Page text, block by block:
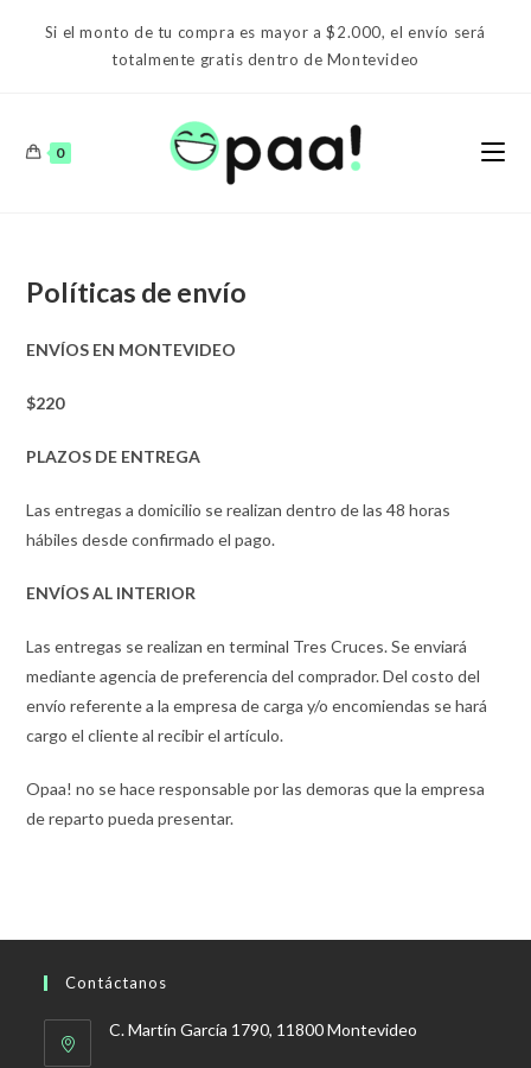
Si el monto de tu compra es mayor a $2.000, el envío será
totalmente gratis dentro de Montevideo
0
Políticas de envío
ENVÍOS EN MONTEVIDEO
$220
PLAZOS DE ENTREGA
Las entregas a domicilio se realizan dentro de las 48 horas
hábiles desde confirmado el pago.
ENVÍOS AL INTERIOR
Las entregas se realizan en terminal Tres Cruces. Se enviará
mediante agencia de preferencia del comprador. Del costo del
envío referente a la empresa de carga y/o encomiendas se hará
cargo el cliente al recibir el artículo.
Opaa! no se hace responsable por las demoras que la empresa
de reparto pueda presentar.
Contáctanos
C. Martín García 1790, 11800 Montevideo